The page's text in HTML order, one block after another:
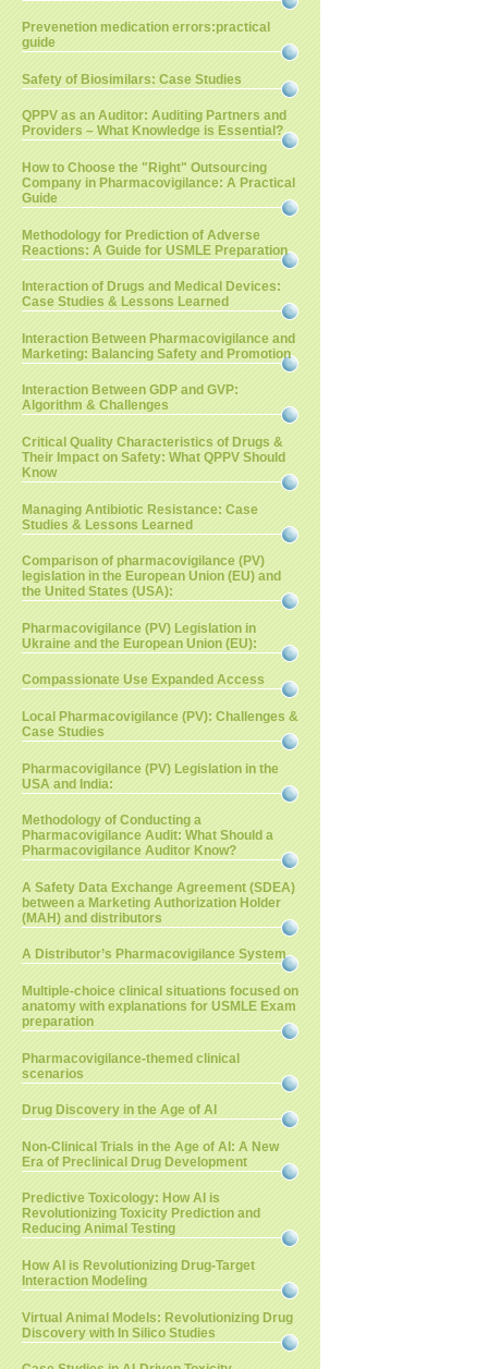
Prevenetion medication errors:practical
guide
Safety of Biosimilars: Case Studies
QPPV as an Auditor: Auditing Partners and
Providers – What Knowledge is Essential?
How to Choose the "Right" Outsourcing
Company in Pharmacovigilance: A Practical
Guide
Methodology for Prediction of Adverse
Reactions: A Guide for USMLE Preparation
Interaction of Drugs and Medical Devices:
Case Studies & Lessons Learned
Interaction Between Pharmacovigilance and
Marketing: Balancing Safety and Promotion
Interaction Between GDP and GVP:
Algorithm & Challenges
Critical Quality Characteristics of Drugs &
Their Impact on Safety: What QPPV Should
Know
Managing Antibiotic Resistance: Case
Studies & Lessons Learned
Comparison of pharmacovigilance (PV)
legislation in the European Union (EU) and
the United States (USA):
Pharmacovigilance (PV) Legislation in
Ukraine and the European Union (EU):
Compassionate Use Expanded Access
Local Pharmacovigilance (PV): Challenges &
Case Studies
Pharmacovigilance (PV) Legislation in the
USA and India:
Methodology of Conducting a
Pharmacovigilance Audit: What Should a
Pharmacovigilance Auditor Know?
A Safety Data Exchange Agreement (SDEA)
between a Marketing Authorization Holder
(MAH) and distributors
A Distributor’s Pharmacovigilance System
Multiple-choice clinical situations focused on
anatomy with explanations for USMLE Exam
preparation
Pharmacovigilance-themed clinical
scenarios
Drug Discovery in the Age of AI
Non-Clinical Trials in the Age of AI: A New
Era of Preclinical Drug Development
Predictive Toxicology: How AI is
Revolutionizing Toxicity Prediction and
Reducing Animal Testing
How AI is Revolutionizing Drug-Target
Interaction Modeling
Virtual Animal Models: Revolutionizing Drug
Discovery with In Silico Studies